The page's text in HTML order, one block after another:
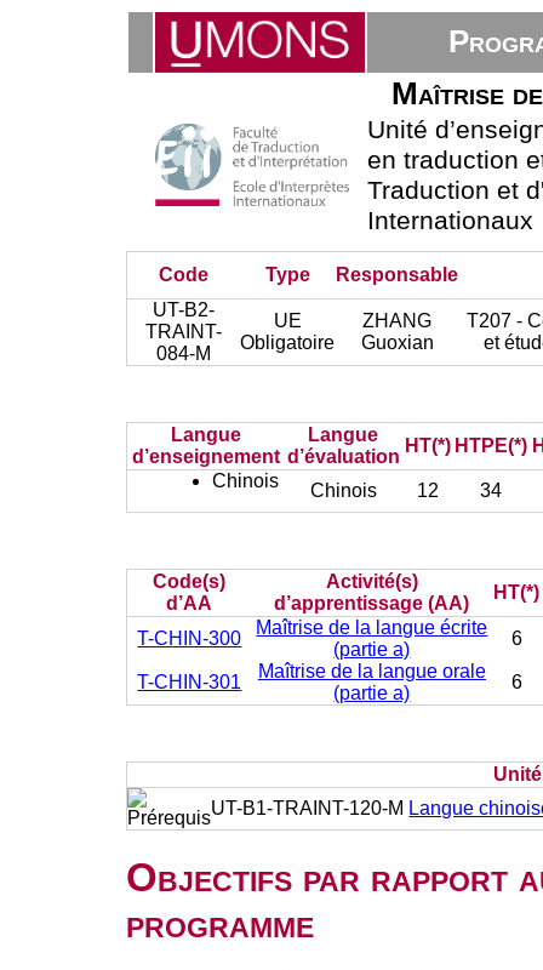
Maîtrise
Unité
en traduction
Traduction et
Internationaux
Code Type
Responsable
UT-B2-
TRAINT-
084-M
UE
Obligatoire
ZHANG
Guoxian
T207 -
et
Langue
d’enseignement
Langue
d’évaluation
HT(*) HTPE(*)
Chinois
Chinois 12 34
Code(s)
d’AA
Activité(s)
d’apprentissage (AA)
HT(*)
T-CHIN-300
Maîtrise de la langue écrite
(partie a)
6
T-CHIN-301
Maîtrise de la langue orale
(partie a)
6
UT-B1-TRAINT-120-M Langue
Objectifs par rapport
programme